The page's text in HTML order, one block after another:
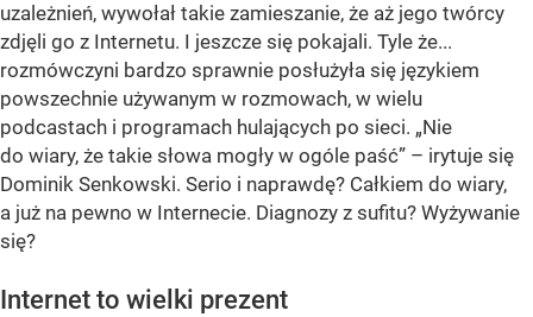
uzależnień, wywołał takie zamieszanie, że aż jego twórcy
zdjęli go z Internetu. I jeszcze się pokajali. Tyle że...
rozmówczyni bardzo sprawnie posłużyła się językiem
powszechnie używanym w rozmowach, w wielu
podcastach i programach hulających po sieci. „Nie
do wiary, że takie słowa mogły w ogóle paść” – irytuje się
Dominik Senkowski. Serio i naprawdę? Całkiem do wiary,
a już na pewno w Internecie. Diagnozy z sufitu? Wyżywanie
się?
Internet to wielki prezent